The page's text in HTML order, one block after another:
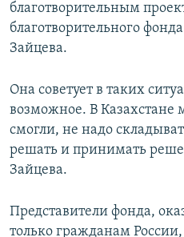
благотворительным
благотворительного
Зайцева.
Она советует в таких
возможное. В Казахстане
смогли, не надо
решать и принимать
Зайцева.
Представители фонда,
только гражданам